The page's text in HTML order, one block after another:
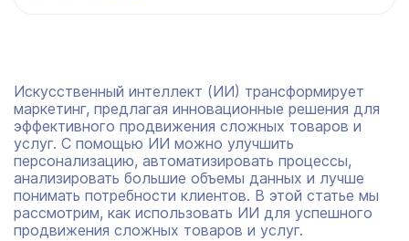
Искусственный интеллект (ИИ) трансформирует
маркетинг, предлагая инновационные решения для
эффективного продвижения сложных товаров и
услуг. С помощью ИИ можно улучшить
персонализацию, автоматизировать процессы,
анализировать большие объемы данных и лучше
понимать потребности клиентов. В этой статье мы
рассмотрим, как использовать ИИ для успешного
продвижения сложных товаров и услуг.